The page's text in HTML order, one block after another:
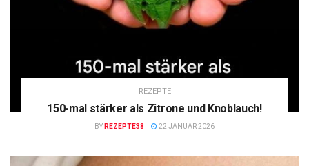
REZEPTE
150-mal stärker als Zitrone und Knoblauch!
BY REZEPTE38 22 JANUAR 2026